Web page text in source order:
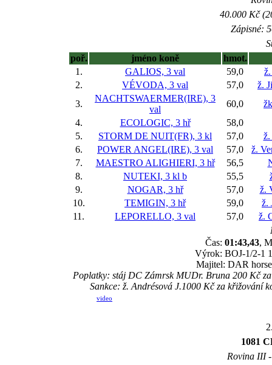
40.000 Kč
Zápisné:
poř.
jméno koně
hmot.
1.
GALIOS, 3 val 59,0
2.
VÉVODA, 3 val 57,0
ž.
3.
NACHTSWAERMER(IRE), 3
val
60,0
4.
ECOLOGIC, 3 hř
58,0
5.
STORM DE NUIT(FR), 3 kl 57,0
ž.
6.
POWER ANGEL(IRE), 3 val 57,0
ž.
7.
MAESTRO ALIGHIERI, 3 hř 56,5
8.
NUTEKI, 3 kl b 55,5
9.
NOGAR, 3 hř 57,0
ž.
10.
TEMIGIN, 3 hř 59,0
ž.
11.
LEPORELLO, 3 val 57,0
ž.
Čas: 01:43,43,
Výrok: BOJ-1/2-1
Majitel: DAR
Poplatky: stáj DC Zámrsk MUDr. Bruna 200 Kč
Sankce: ž. Andrésová J.1000 Kč za křižování
video
1081
Rovina III